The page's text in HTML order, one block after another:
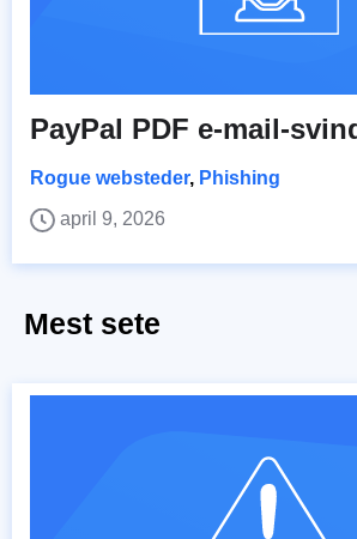
PayPal PDF e-mail-
Rogue websteder, Phishing
april 9, 2026
Mest sete